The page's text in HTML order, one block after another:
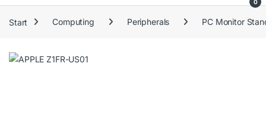
0
Start Computing Peripherals PC Monitor